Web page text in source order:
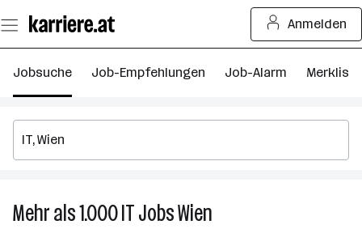
Seiteninhalt
springen
Anmelden
Jobsuche Job-Empfehlungen Job-Alarm Merkliste
Mehr als 1.000ITJobsWien